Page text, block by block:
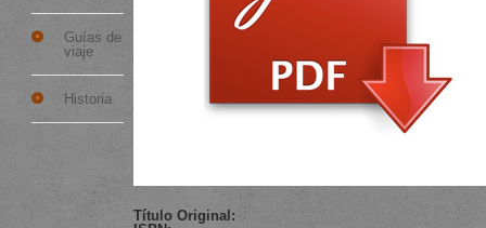
Guías de
viaje
Historia
Detalles del libro
Título Original: Consol de tardor